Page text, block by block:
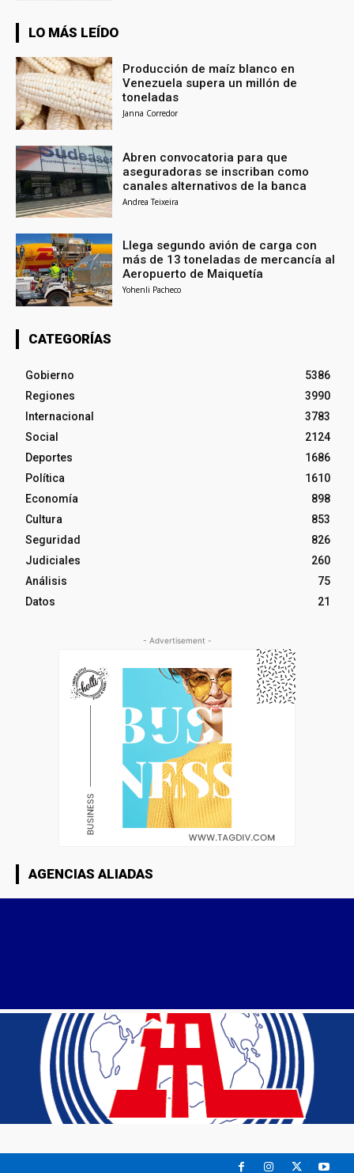
LO MÁS LEÍDO
Producción de maíz blanco en
Venezuela supera un millón de
toneladas
Janna Corredor
Abren convocatoria para que
aseguradoras se inscriban como
canales alternativos de la banca
Andrea Teixeira
Llega segundo avión de carga con
más de 13 toneladas de mercancía al
Aeropuerto de Maiquetía
Yohenli Pacheco
CATEGORÍAS
Gobierno
5386
Regiones
3990
Internacional
3783
Social
2124
Deportes
1686
Política
1610
Economía
898
Cultura
853
Seguridad
826
Judiciales
260
Análisis
75
Datos
21
- Advertisement -
AGENCIAS ALIADAS